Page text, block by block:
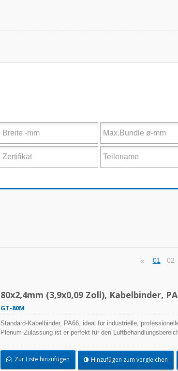
« 01 02
80x2,4mm (3,9x0,09 Zoll), Kabelbinder,
GT-80M
Standard-Kabelbinder, PA66, ideal für industrielle,
Plenum-Zulassung ist er perfekt für den
ermöglichen eine breite Palette von Anwendungen.
Zur Liste hinzufügen Hinzufügen zum vergleichen